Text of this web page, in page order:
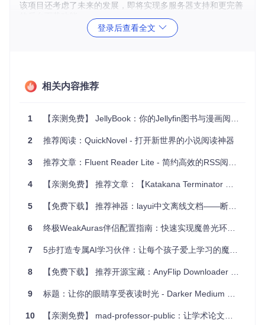
该项目还考虑了未来的发展，即将实现多服务器支持和更完善
项目及技术应用场景
漫画迷天堂：无论是收藏的CBR或CBZ文件，都能在这款
旅行伴侣：离线缓存你喜欢的书籍和有声书，在旅途中尽
享阅读乐趣。
共享阅读：如果你的家族或团队共享一个Jellyfin服务器，J
台。
多格式兼容
：支持广泛的电子书、漫画和有声书格式，满
足多样化需求。
便捷安装：通过TestFlight、Google Play、Galaxy Store
及F-Droid轻松获取。
持续优化：开发者积极改进，不断修复问题，增强用户体
论你是学生、上班族还是自由职业者，都可以在这个平台上找
到属于自己的阅读角落。赶快加入JellyBook的世界，让阅读成
登录后查看全文
相关内容推荐
1 【亲测免费】 JellyBook：你的Jellyfin图书与漫画阅读器
2 推荐阅读：QuickNovel - 打开新世界的小说阅读神器
3 推荐文章：Fluent Reader Lite - 简约高效的RSS阅读新体验
4 【亲测免费】 推荐文章：【Katakana Terminator 片假名终结者】—— 日语学习者的贴心伴侣
5 【免费下载】 推荐神器：layui中文离线文档——断网不断学，高效开发的秘密武器
6 终极WeakAuras伴侣配置指南：快速实现魔兽光环自动更新
7 5步打造专属AI学习伙伴：让每个孩子爱上学习的魔法工具 ✨
8 【免费下载】 推荐开源宝藏：AnyFlip Downloader —— 轻松将在线书籍转化为PDF
9 标题：让你的眼睛享受夜读时光 - Darker Medium 开源项目推荐
10 【亲测免费】 mad-professor-public：让学术论文阅读变得高效而有趣